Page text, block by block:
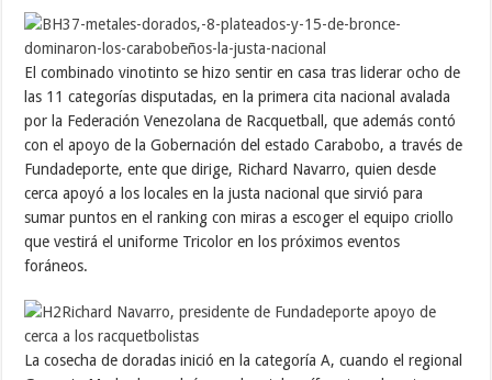
El combinado vinotinto se hizo sentir en casa tras liderar ocho de
las 11 categorías disputadas, en la primera cita nacional avalada
por la Federación Venezolana de Racquetball, que además contó
con el apoyo de la Gobernación del estado Carabobo, a través de
Fundadeporte, ente que dirige, Richard Navarro, quien desde
cerca apoyó a los locales en la justa nacional que sirvió para
sumar puntos en el ranking con miras a escoger el equipo criollo
que vestirá el uniforme Tricolor en los próximos eventos
foráneos.
La cosecha de doradas inició en la categoría A, cuando el regional